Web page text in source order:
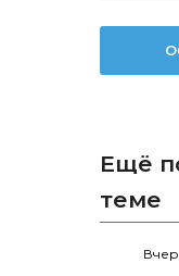
Ещё
теме